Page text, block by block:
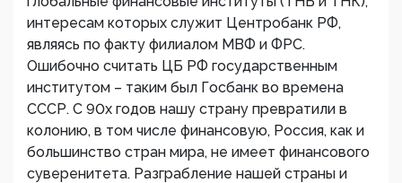
интересам которых служит Центробанк РФ,
являясь по факту филиалом МВФ и ФРС.
Ошибочно считать ЦБ РФ государственным
институтом – таким был Госбанк во времена
СССР. С 90х годов нашу страну превратили в
колонию, в том числе финансовую, Россия, как и
большинство стран мира, не имеет финансового
суверенитета. Разграбление нашей страны и